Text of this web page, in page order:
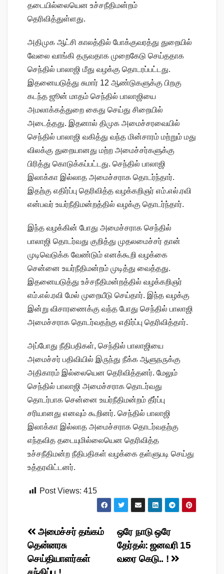
தடையில்லையென உச்சநீதிமன்றம்
தெரிவித்துள்ளது.
அதிமுக ஆட்சி காலத்தில் போக்குவரத்து துறையில்
வேலை வாங்கி தருவதாக முறைகேடு செய்ததாக
செந்தில் பாலாஜி மீது வழக்கு தொடரப்பட்டது.
இதனையடுத்து சுமார் 12 ஆண்டுகளுக்கு பிறகு
கடந்த ஜூன் மாதம் செந்தில் பாலாஜியை
அமலாக்கத்துறை கைது செய்து சிறையில்
அடைத்தது. இதனால் திமுக அமைச்சரவையில்
செந்தில் பாலாஜி வகித்து வந்த மின்சாரம் மற்றும் மது
விலக்கு துறையானது மற்ற அமைச்சர்களுக்கு
பிரித்து கொடுக்கப்பட்டது. செந்தில் பாலாஜி
இலாக்கா இல்லாத அமைச்சராக தொடர்ந்தார்.
இதற்கு எதிர்ப்பு தெரிவித்த வழக்கறிஞர் எம்.எல்.ரவி
என்பவர் உயர்நீதிமன்றத்தில் வழக்கு தொடர்ந்தார்.
இந்த வழக்கின் போது அமைச்சராக செந்தில்
பாலாஜி தொடர்வது குறித்து முதலமைச்சர் தான்
முடிவெடுக்க வேண்டும் எனக்கூறி வழக்கை
சென்னை உயர்நீதிமன்றம் முடித்து வைத்தது.
இதனையடுத்து உச்சநீதிமன்றத்தில் வழக்கறிஞர்
எம்.எல்.ரவி மேல் முறையீடு செய்தார். இந்த வழக்கு
இன்று விசாரணைக்கு வந்த போது செந்தில் பாலாஜி
அமைச்சராக தொடர்வதற்கு எதிர்ப்பு தெரிவித்தார்.
அப்போது நீதிபதிகள், செந்தில் பாலாஜியை
அமைச்சர் பதிவியில் இருந்து நீக்க ஆளுநருக்கு
அதிகாரம் இல்லையென தெரிவித்தனர். மேலும்
செந்தில் பாலாஜி அமைச்சராக தொடர்வது
தொடர்பாக சென்னை உயர்நீதிமன்றம் தீர்ப்பு
சரியானது எனவும் கூறினர். செந்தில் பாலாஜி
இலாக்கா இல்லாத அமைச்சராக தொடர்வதற்கு
எந்தவித தடையுமில்லையென தெரிவித்த
உச்சநீதிமன்ற நீதிபதிகள் வழக்கை தள்ளுபடி செய்து
உத்தரவிட்டனர்.
Post Views: 415
Post
navigation
ஒரே நாடு ஒரே
தேர்தல்: ஜனவரி 15
வரை கெடு.. !
அமைச்சர் தங்கம்
தென்னரசு
செய்தியாளர்கள்